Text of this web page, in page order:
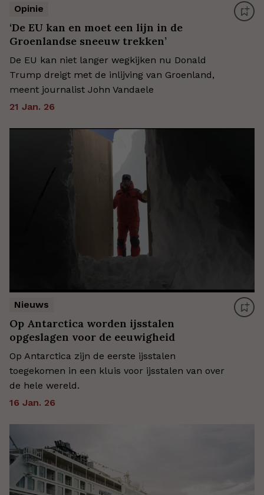
Opinie
‘De EU kan en moet een lijn in de
Groenlandse sneeuw trekken’
De EU kan niet langer wegkijken nu Donald
Trump dreigt met de inlijving van Groenland,
meent journalist John Vandaele
21 Jan. 26
Nieuws
Op Antarctica worden ijsstalen
opgeslagen voor de eeuwigheid
Op Antarctica zijn de eerste ijsstalen
toegekomen in een kluis voor ijsstalen van over
de hele wereld.
16 Jan. 26